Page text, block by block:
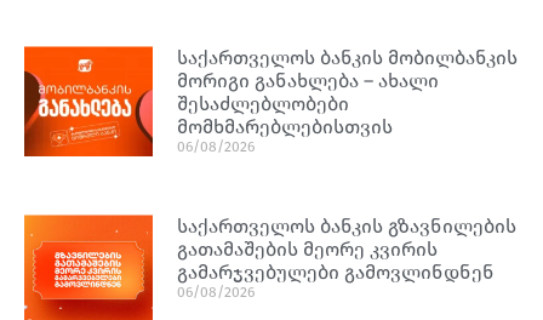
საქართველოს ბანკის მობილბანკის
მორიგი განახლება – ახალი
შესაძლებლობები
მომხმარებლებისთვის
06/08/2026
საქართველოს ბანკის გზავნილების
გათამაშების მეორე კვირის
გამარჯვებულები გამოვლინდნენ
06/08/2026